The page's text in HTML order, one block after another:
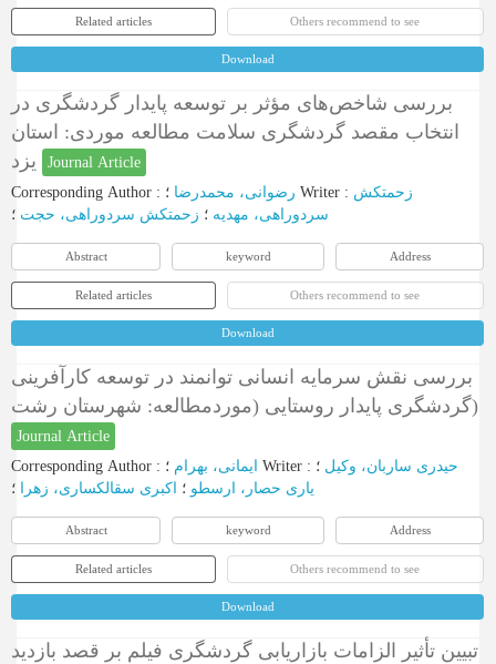
Related articles Others recommend to see
Download
بررسی شاخص‌های مؤثر بر توسعه پایدار گردشگری در
انتخاب مقصد گردشگری سلامت مطالعه موردی: استان
Journal Article
Corresponding Author : رضوانی، محمدرضا Writer : زحمتکش
سردوراهی، مهدیه ؛ زحمتکش سردوراهی، حجت ؛
Abstract keyword Address
Related articles Others recommend to see
Download
بررسی نقش سرمایه انسانی توانمند در توسعه کارآفرینی
گردشگری پایدار روستایی (موردمطالعه: شهرستان رشت)
Journal Article
Corresponding Author : ایمانی، بهرام Writer : حیدری ساربان، وکیل ؛
یاری حصار، ارسطو ؛ اکبری سقالکساری، زهرا ؛
Abstract keyword Address
Related articles Others recommend to see
Download
تبیین تأثیر الزامات بازاریابی گردشگری فیلم بر قصد بازدید